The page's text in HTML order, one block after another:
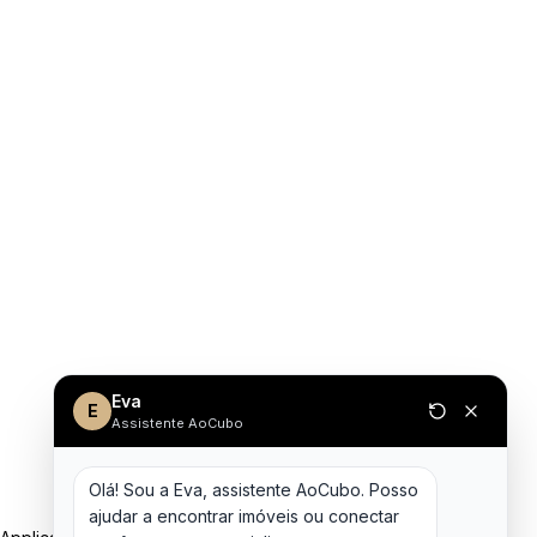
E Eva
Assistente AoCubo
Olá! Sou a Eva, assistente AoCubo. Posso
ajudar a encontrar imóveis ou conectar